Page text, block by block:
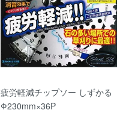
疲労軽減チップソー しずかる
Φ230mm×36P